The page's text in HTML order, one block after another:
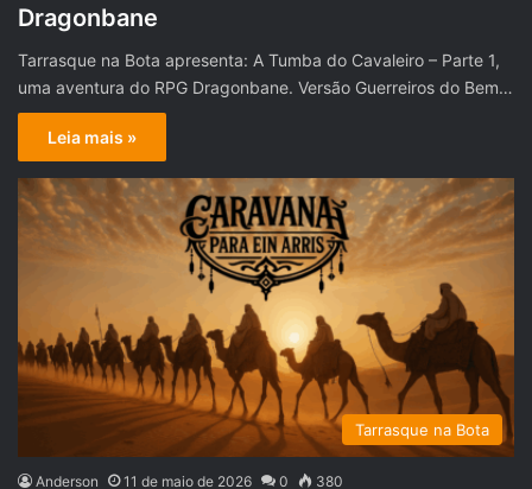
Dragonbane
Tarrasque na Bota apresenta: A Tumba do Cavaleiro – Parte 1,
uma aventura do RPG Dragonbane. Versão Guerreiros do Bem…
Leia mais »
Tarrasque na Bota
Anderson 11 de maio de 2026 0 380